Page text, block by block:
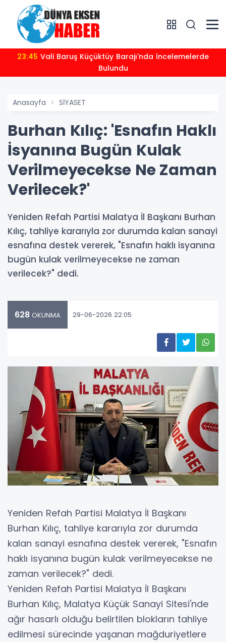
23:45
Bulundu
Anasayfa SİYASET
Burhan Kılıç: 'Esnafın Haklı
İsyanına Bugün Kulak
Verilmeyecekse Ne Zaman
Verilecek?'
Yeniden Refah Partisi Malatya İl Başkanı Burhan
Kılıç, tahliye kararıyla zor durumda kalan sanayi
esnafına destek vererek, "Esnafın haklı isyanına
bugün kulak verilmeyecekse ne zaman
verilecek?" dedi.
628 OKUNMA 29-06-2026 22:05
Yeniden Refah Partisi Malatya İl Başkanı
Burhan Kılıç, tahliye kararıyla zor durumda
kalan sanayi esnafına destek vererek, "Esnafın
haklı isyanına bugün kulak verilmeyecekse ne
zaman verilecek?" dedi.
Yeniden Refah Partisi Malatya İl Başkanı
Burhan Kılıç, Malatya Küçük Sanayi Sitesi'nde
ağır hasarlı olduğu belirtilen blokların tahliye
edilmesi sürecinde yaşanan mağduriyetlere